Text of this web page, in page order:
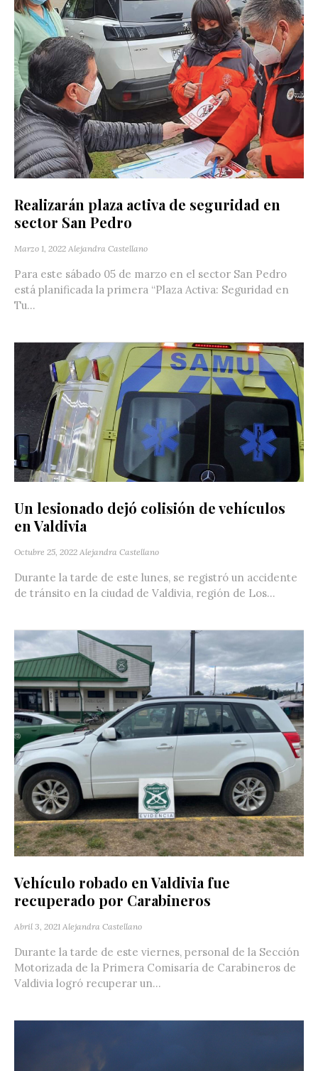
Realizarán plaza activa de seguridad en
sector San Pedro
Marzo 1, 2022 Alejandra Castellano
Para este sábado 05 de marzo en el sector San Pedro
está planificada la primera “Plaza Activa: Seguridad en
Tu...
Un lesionado dejó colisión de vehículos
en Valdivia
Octubre 25, 2022 Alejandra Castellano
Durante la tarde de este lunes, se registró un accidente
de tránsito en la ciudad de Valdivia, región de Los...
Vehículo robado en Valdivia fue
recuperado por Carabineros
Abril 3, 2021 Alejandra Castellano
Durante la tarde de este viernes, personal de la Sección
Motorizada de la Primera Comisaría de Carabineros de
Valdivia logró recuperar un...